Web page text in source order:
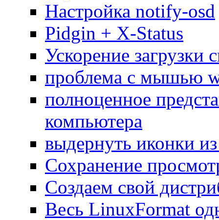
Настройка notify-osd
Pidgin + X-Status
Ускорение загрузки
проблема с мышью
полноценное
компьютера
выдернуть иконки
Сохранение
Создаем свой
Весь LinuxFormat